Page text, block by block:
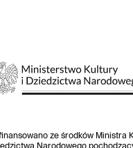
ze środków Ministra
Narodowego